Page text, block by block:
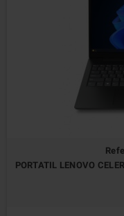
PORTATIL LENOVO